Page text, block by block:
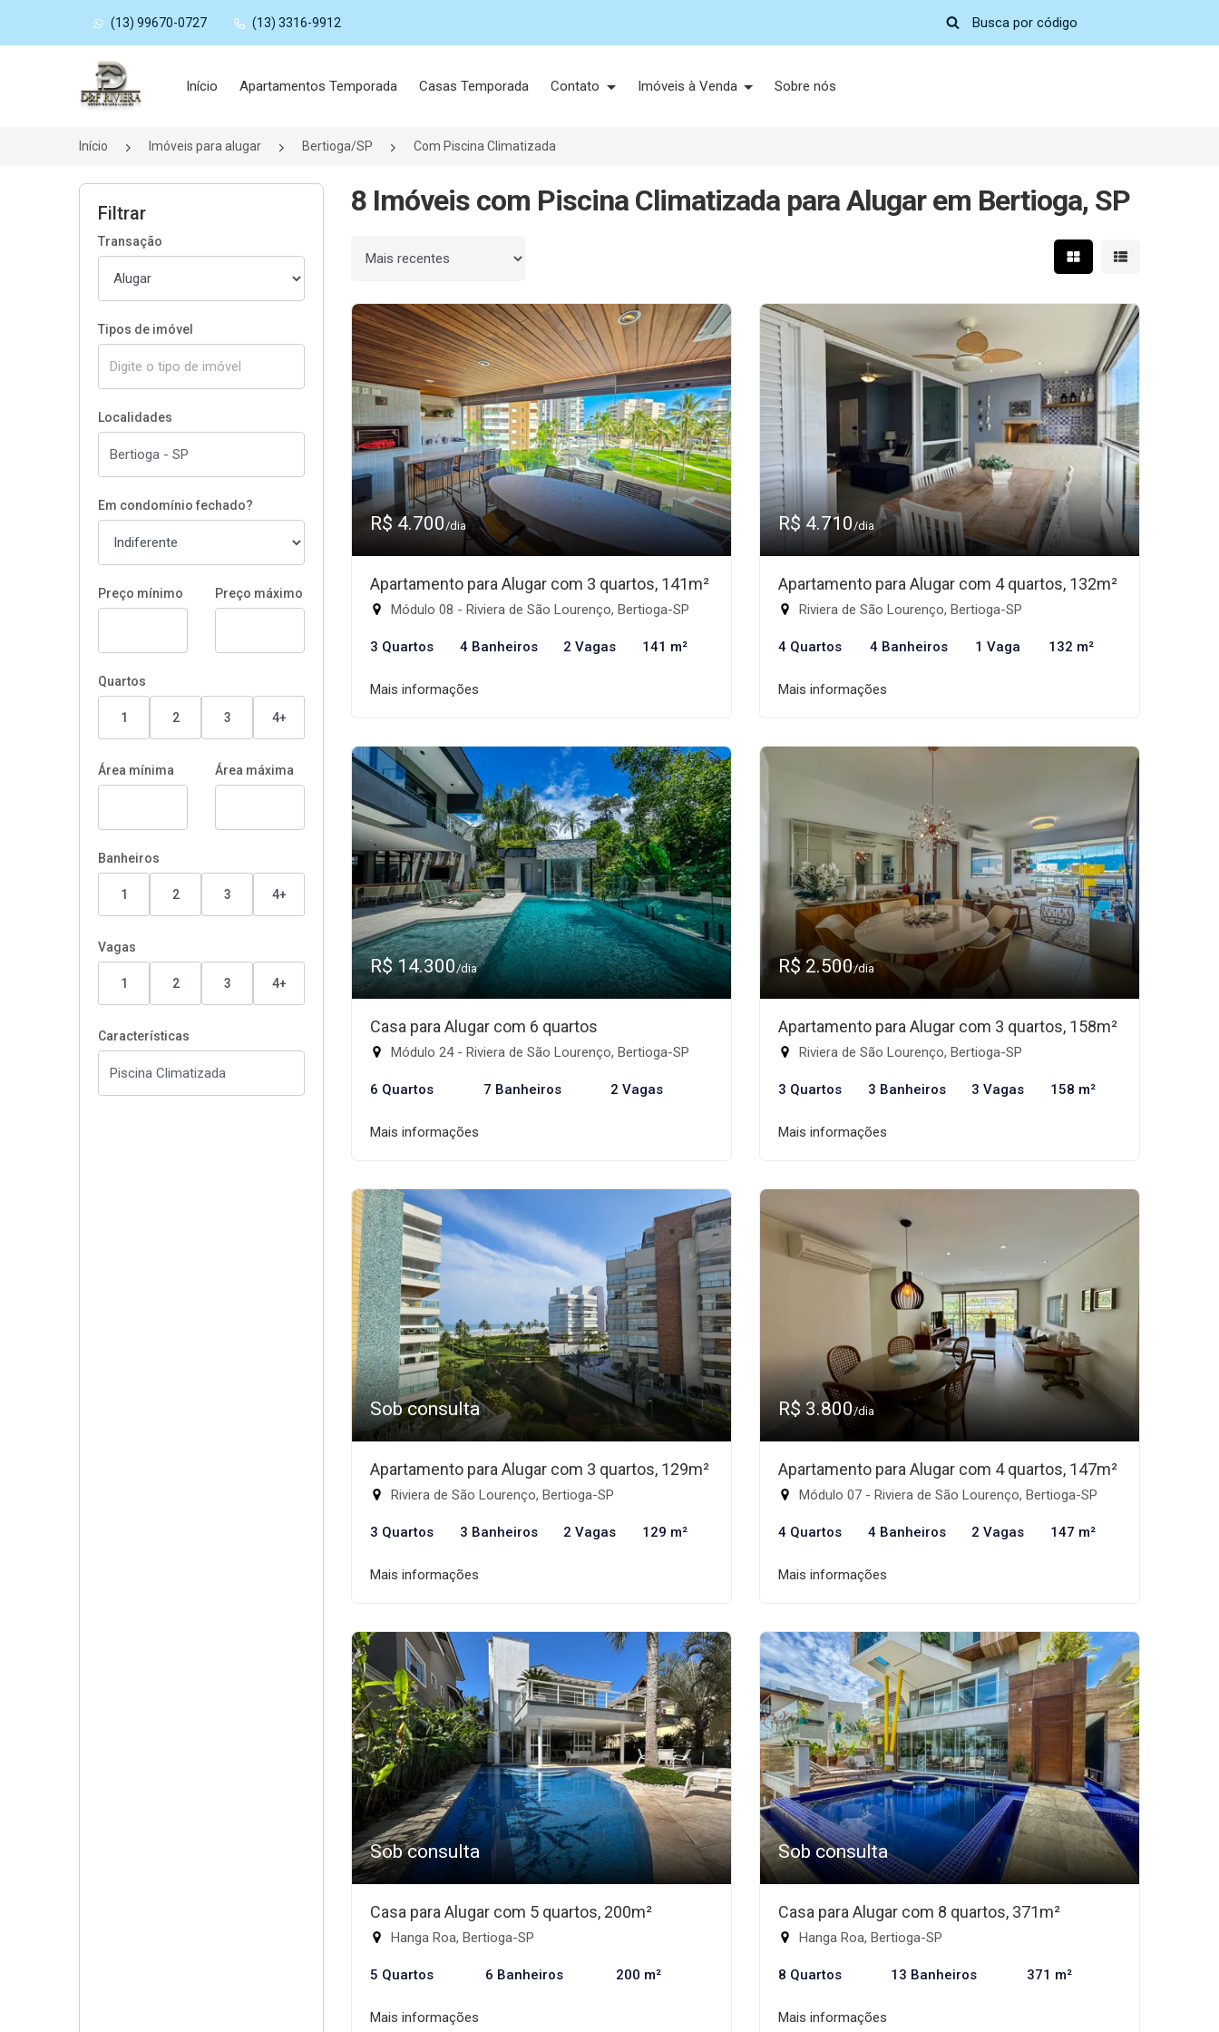
(13) 99670-0727 (13) 3316-9912
Página inicial
Início Apartamentos Temporada Casas Temporada Contato Imóveis à Venda Sobre nós
Início Imóveis para alugar Bertioga/SP Com Piscina Climatizada
Filtrar
Transação
Tipos de imóvel
Localidades
Em condomínio fechado?
Preço mínimo Preço máximo
Quartos
1 2 3 4+
Área mínima Área máxima
Banheiros
1 2 3 4+
Vagas
1 2 3 4+
Características
8 Imóveis com Piscina Climatizada para Alugar em Bertioga, SP
Ordenar por Mostrar resultados em
Mostrar
R$ 4.700/dia
Apartamento para Alugar com 3 quartos, 141m²
Módulo 08 - Riviera de São Lourenço, Bertioga-SP
3 Quartos 4 Banheiros 2 Vagas 141 m²
Mais informações
R$ 4.710/dia
Apartamento para Alugar com 4 quartos, 132m²
Riviera de São Lourenço, Bertioga-SP
4 Quartos 4 Banheiros 1 Vaga 132 m²
Mais informações
R$ 14.300/dia
Casa para Alugar com 6 quartos
Módulo 24 - Riviera de São Lourenço, Bertioga-SP
6 Quartos 7 Banheiros 2 Vagas
Mais informações
R$ 2.500/dia
Apartamento para Alugar com 3 quartos, 158m²
Riviera de São Lourenço, Bertioga-SP
3 Quartos 3 Banheiros 3 Vagas 158 m²
Mais informações
Sob consulta
Apartamento para Alugar com 3 quartos, 129m²
Riviera de São Lourenço, Bertioga-SP
3 Quartos 3 Banheiros 2 Vagas 129 m²
Mais informações
R$ 3.800/dia
Apartamento para Alugar com 4 quartos, 147m²
Módulo 07 - Riviera de São Lourenço, Bertioga-SP
4 Quartos 4 Banheiros 2 Vagas 147 m²
Mais informações
Sob consulta
Casa para Alugar com 5 quartos, 200m²
Hanga Roa, Bertioga-SP
5 Quartos 6 Banheiros 200 m²
Mais informações
Sob consulta
Casa para Alugar com 8 quartos, 371m²
Hanga Roa, Bertioga-SP
8 Quartos 13 Banheiros 371 m²
Mais informações